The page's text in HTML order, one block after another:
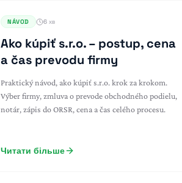
NÁVOD 6 хв
Ako kúpiť s.r.o. – postup, cena
a čas prevodu firmy
Praktický návod, ako kúpiť s.r.o. krok za krokom.
Výber firmy, zmluva o prevode obchodného podielu,
notár, zápis do ORSR, cena a čas celého procesu.
Читати більше